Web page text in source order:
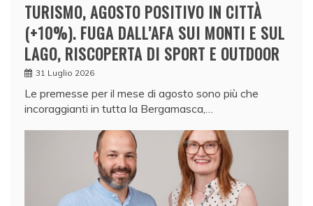
TURISMO, AGOSTO POSITIVO IN CITTÀ
(+10%). FUGA DALL’AFA SUI MONTI E SUL
LAGO, RISCOPERTA DI SPORT E OUTDOOR
31 Luglio 2026
Le premesse per il mese di agosto sono più che
incoraggianti in tutta la Bergamasca,…